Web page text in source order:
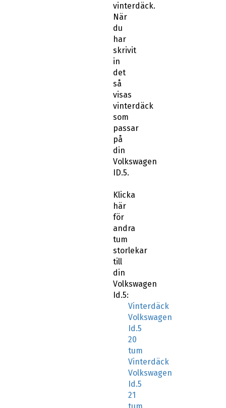
vinterdäck.
När
du
har
skrivit
in
det
så
visas
vinterdäck
som
passar
på
din
Volkswagen
ID.5.
Klicka
här
för
andra
tum
storlekar
till
din
Volkswagen
Id.5:
Vinterdäck
Volkswagen
Id.5
20
tum
Vinterdäck
Volkswagen
Id.5
21
tum